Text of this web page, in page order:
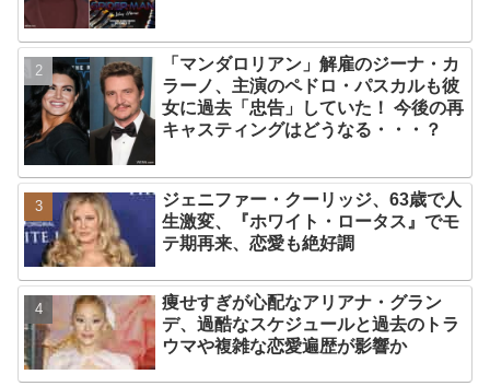
「マンダロリアン」解雇のジーナ・カ
ラーノ、主演のペドロ・パスカルも彼
女に過去「忠告」していた！ 今後の再
キャスティングはどうなる・・・？
ジェニファー・クーリッジ、63歳で人
生激変、『ホワイト・ロータス』でモ
テ期再来、恋愛も絶好調
痩せすぎが心配なアリアナ・グラン
デ、過酷なスケジュールと過去のトラ
ウマや複雑な恋愛遍歴が影響か